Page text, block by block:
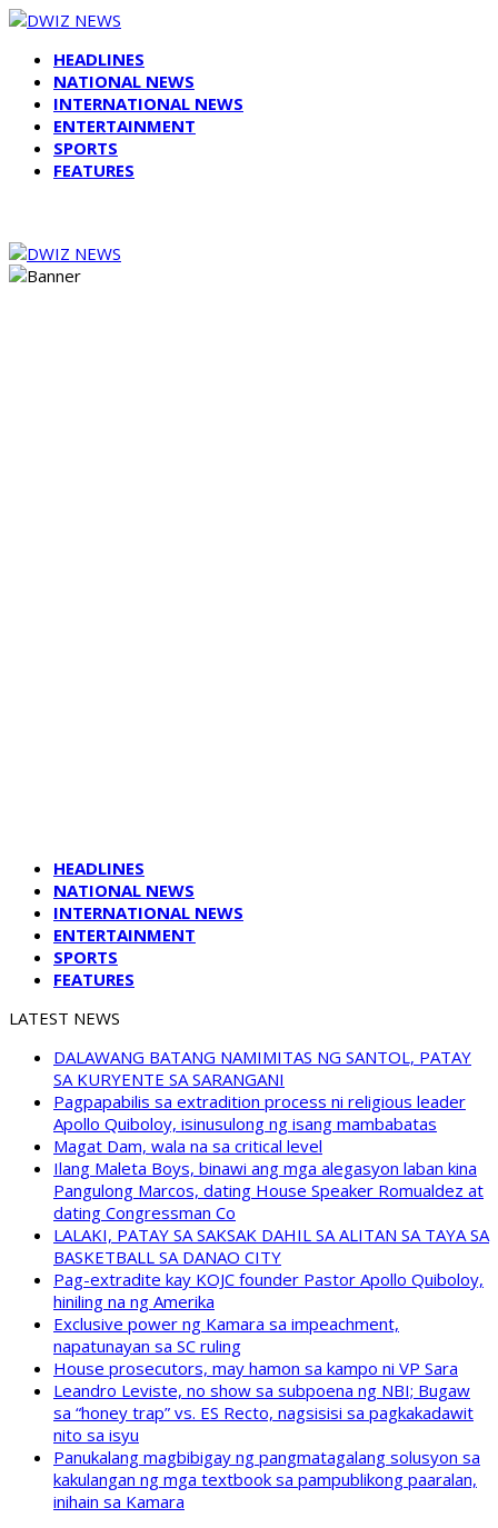
HEADLINES
NATIONAL NEWS
INTERNATIONAL NEWS
ENTERTAINMENT
SPORTS
FEATURES
HEADLINES
NATIONAL NEWS
INTERNATIONAL NEWS
ENTERTAINMENT
SPORTS
FEATURES
LATEST NEWS
DALAWANG BATANG NAMIMITAS NG SANTOL, PATAY
SA KURYENTE SA SARANGANI
Pagpapabilis sa extradition process ni religious leader
Apollo Quiboloy, isinusulong ng isang mambabatas
Magat Dam, wala na sa critical level
Ilang Maleta Boys, binawi ang mga alegasyon laban kina
Pangulong Marcos, dating House Speaker Romualdez at
dating Congressman Co
LALAKI, PATAY SA SAKSAK DAHIL SA ALITAN SA TAYA SA
BASKETBALL SA DANAO CITY
Pag-extradite kay KOJC founder Pastor Apollo Quiboloy,
hiniling na ng Amerika
Exclusive power ng Kamara sa impeachment,
napatunayan sa SC ruling
House prosecutors, may hamon sa kampo ni VP Sara
Leandro Leviste, no show sa subpoena ng NBI; Bugaw
sa “honey trap” vs. ES Recto, nagsisisi sa pagkakadawit
nito sa isyu
Panukalang magbibigay ng pangmatagalang solusyon sa
kakulangan ng mga textbook sa pampublikong paaralan,
inihain sa Kamara